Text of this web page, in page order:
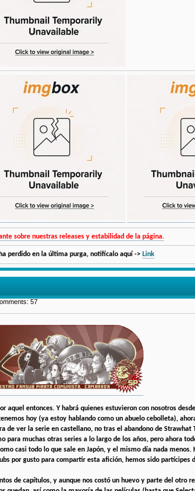
sobre nuestras releases y estabilidad de la página.
perdido en la última purga, notifícalo aquí -> Link
57
aquel entonces. Y habrá quienes estuvieron con nosotros
hoy (ya estoy hablando como un abuelo cebolleta),
de ver la serie en castellano, no tras el abandono de
para muchas otras series a lo largo de los años, pero ahora
casi todo lo que sale en Japón, y el mismo día nada menos.
por gusto para compartir esta afición, hemos sido partícipes
de capítulos, y aunque nos costó un huevo y parte del otro